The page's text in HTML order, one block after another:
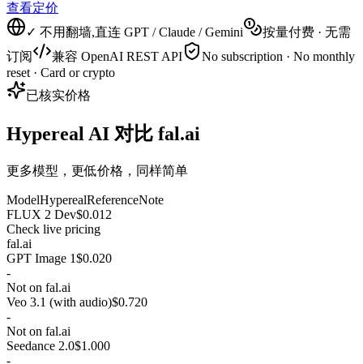
查看定价
✓ 不用翻墙,直连 GPT / Claude / Gemini
按量付费 · 无需
订阅
兼容 OpenAI REST API
No subscription · No monthly
reset · Card or crypto
已核实价格
Hypereal AI 对比 fal.ai
更多模型，更低价格，同样简单
ModelHyperealReferenceNote
FLUX 2 Dev$0.012
Check live pricing
fal.ai
GPT Image 1$0.020
-
Not on fal.ai
Veo 3.1 (with audio)$0.720
-
Not on fal.ai
Seedance 2.0$1.000
-